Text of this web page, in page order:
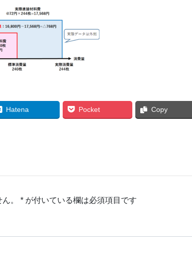
Hatena Pocket Copy
。 * が付いている欄は必須項目です